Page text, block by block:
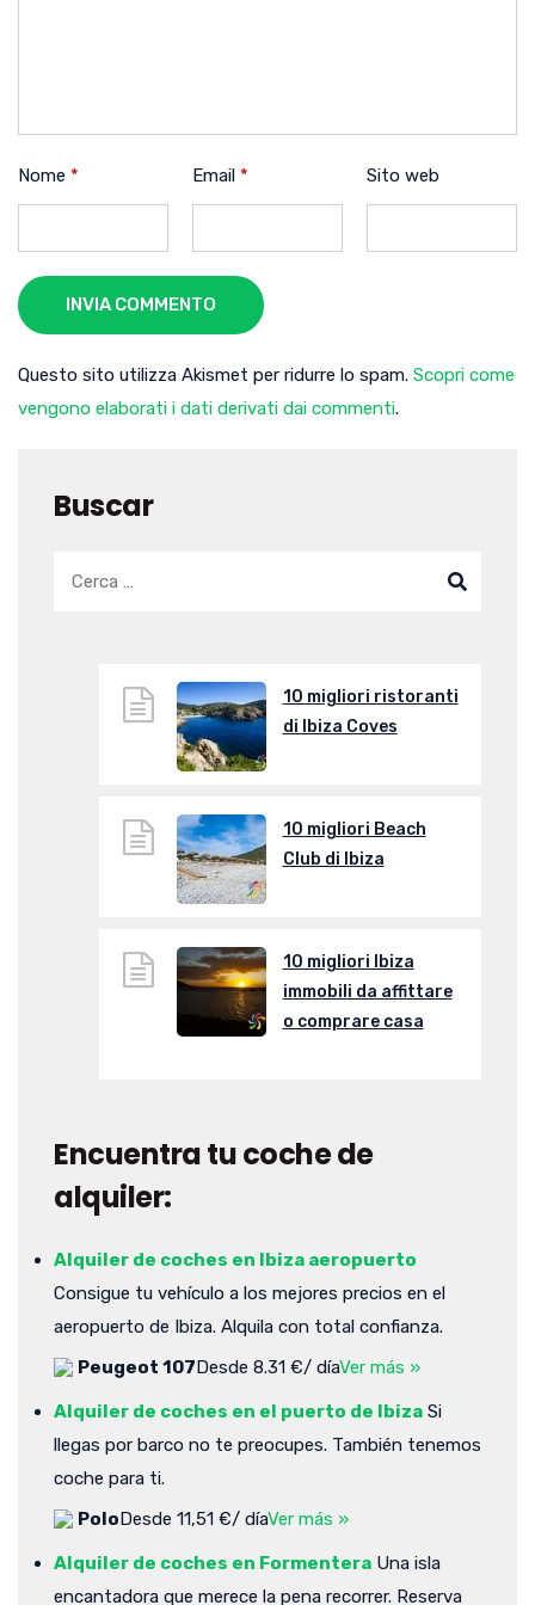
Nome * Email * Sito web
INVIA COMMENTO
Questo sito utilizza Akismet per ridurre lo spam. Scopri come
vengono elaborati i dati derivati dai commenti.
Buscar
10 migliori ristoranti
di Ibiza Coves
10 migliori Beach
Club di Ibiza
10 migliori Ibiza
immobili da affittare
o comprare casa
Encuentra tu coche de
alquiler:
Alquiler de coches en Ibiza aeropuerto
Consigue tu vehículo a los mejores precios en el
aeropuerto de Ibiza. Alquila con total confianza.
Peugeot 107Desde 8.31 €/ díaVer más »
Alquiler de coches en el puerto de Ibiza Si
llegas por barco no te preocupes. También tenemos
coche para ti.
PoloDesde 11,51 €/ díaVer más »
Alquiler de coches en Formentera Una isla
encantadora que merece la pena recorrer. Reserva